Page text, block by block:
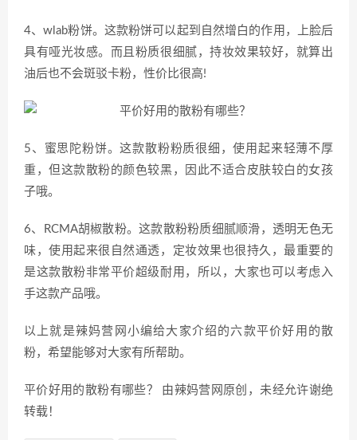
4、wlab粉饼。这款粉饼可以起到自然增白的作用，上脸后
具有哑光妆感。而且粉质很细腻，持妆效果较好，就算出
油后也不会斑驳卡粉，性价比很高!
5、蜜思陀粉饼。这款散粉粉质很细，使用起来轻薄不厚
重，但这款散粉的颜色较黑，因此不适合皮肤较白的女孩
子哦。
6、RCMA胡椒散粉。这款散粉粉质细腻顺滑，透明无色无
味，使用起来很自然通透，定妆效果也很持久，最重要的
是这款散粉非常平价超级耐用，所以，大家也可以考虑入
手这款产品哦。
以上就是辣妈营网小编给大家介绍的六款平价好用的散
粉，希望能够对大家有所帮助。
平价好用的散粉有哪些？ 由辣妈营网原创，未经允许谢绝
转载！